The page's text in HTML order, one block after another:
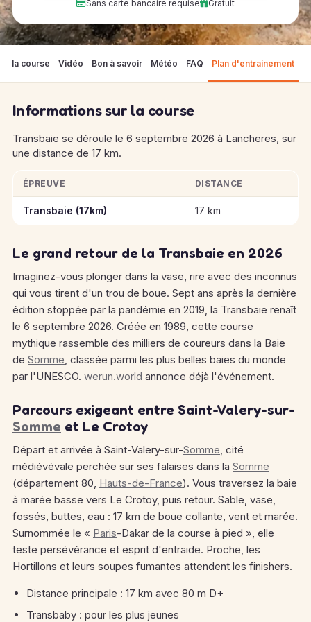
Sans carte bancaire requise Gratuit
la course Vidéo Bon à savoir Météo FAQ Plan d'entrainement
Informations sur la course
Transbaie se déroule le 6 septembre 2026 à Lancheres, sur
une distance de 17 km.
Informations clés des épreuves de Transbaie
ÉPREUVE DISTANCE
Transbaie (17km) 17 km
Le grand retour de la Transbaie en 2026
Imaginez-vous plonger dans la vase, rire avec des inconnus
qui vous tirent d'un trou de boue. Sept ans après la dernière
édition stoppée par la pandémie en 2019, la Transbaie renaît
le 6 septembre 2026. Créée en 1989, cette course
mythique rassemble des milliers de coureurs dans la Baie
de Somme, classée parmi les plus belles baies du monde
par l'UNESCO. werun.world annonce déjà l'événement.
Parcours exigeant entre Saint-Valery-sur-
Somme et Le Crotoy
Départ et arrivée à Saint-Valery-sur-Somme, cité
médiévévale perchée sur ses falaises dans la Somme
(département 80, Hauts-de-France). Vous traversez la baie
à marée basse vers Le Crotoy, puis retour. Sable, vase,
fossés, buttes, eau : 17 km de boue collante, vent et marée.
Surnommée le « Paris-Dakar de la course à pied », elle
teste persévérance et esprit d'entraide. Proche, les
Hortillons et leurs soupes fumantes attendent les finishers.
Distance principale : 17 km avec 80 m D+
Transbaby : pour les plus jeunes